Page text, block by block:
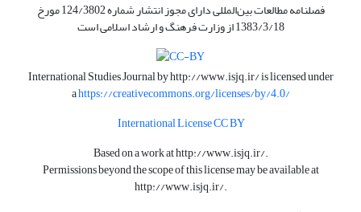
فصلنامه مطالعات بین‌المللی دارای مجوز انتشار شماره 124/3802 مورخ
1383/3/18 از وزارت فرهنگ و ارشاد اسلامی است
International Studies Journal byhttp://www.isjq.ir/is licensed under
ahttps://creativecommons.org/licenses/by/4.0/
International License CC BY
Based on a work athttp://www.isjq.ir/.
Permissions beyond the scope of this license may be available at
http://www.isjq.ir/.